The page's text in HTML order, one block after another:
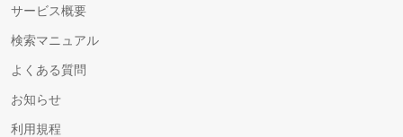
サービス概要
検索マニュアル
よくある質問
お知らせ
利用規程